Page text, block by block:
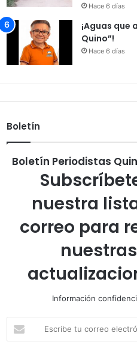
Hace 6 días
¡Aguas que
Quino”!
Hace 6 días
Boletín
Boletín Periodistas
nuestra
correo para
nuestras
Información
tu